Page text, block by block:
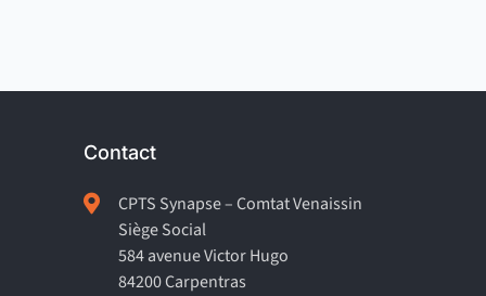
Contact

CPTS Synapse – Comtat Venaissin
Siège Social
584 avenue Victor Hugo
84200 Carpentras